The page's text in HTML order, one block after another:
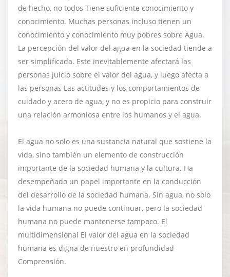
de hecho, no todos Tiene suficiente conocimiento y
conocimiento. Muchas personas incluso tienen un
conocimiento y conocimiento muy pobres sobre Agua.
La percepción del valor del agua en la sociedad tiende a
ser simplificada. Este inevitablemente afectará las
personas juicio sobre el valor del agua, y luego afecta a
las personas Las actitudes y los comportamientos de
cuidado y acero de agua, y no es propicio para construir
una relación armoniosa entre los humanos y el agua.
El agua no solo es una sustancia natural que sostiene la
vida, sino también un elemento de construcción
importante de la sociedad humana y la cultura. Ha
desempeñado un papel importante en la conducción
del desarrollo de la sociedad humana. Sin agua, no solo
la vida humana no puede continuar, pero la sociedad
humana no puede mantenerse tampoco. El
multidimensional El valor del agua en la sociedad
humana es digna de nuestro en profundidad
Comprensión.